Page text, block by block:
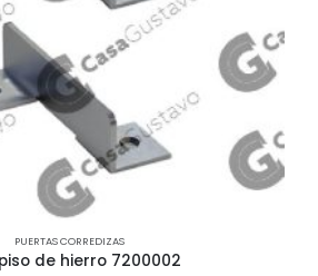
PUERTAS CORREDIZAS
de hierro 7200002